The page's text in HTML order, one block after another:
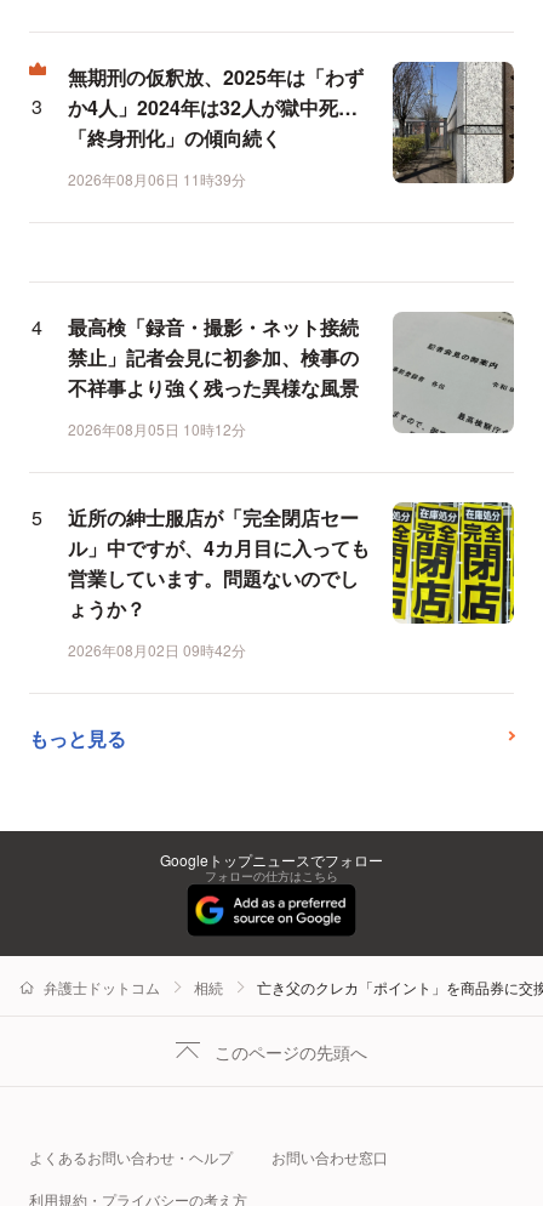
無期刑の仮釈放、2025年は「わず
か4人」2024年は32人が獄中死…
「終身刑化」の傾向続く
2026年08月06日 11時39分
最高検「録音・撮影・ネット接続
禁止」記者会見に初参加、検事の
不祥事より強く残った異様な風景
2026年08月05日 10時12分
近所の紳士服店が「完全閉店セー
ル」中ですが、4カ月目に入っても
営業しています。問題ないのでし
ょうか？
2026年08月02日 09時42分
もっと見る
Googleトップニュースでフォロー
フォローの仕方はこちら
弁護士ドットコム 相続 亡き父のクレカ「ポイント」を商品券に
このページの先頭へ
よくあるお問い合わせ・ヘルプ お問い合わせ窓口
利用規約・プライバシーの考え方